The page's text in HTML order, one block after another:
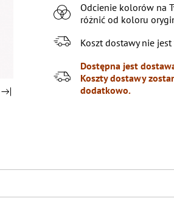
Odcienie kolorów na
różnić od koloru
Koszt dostawy nie
Dostępna jest
Koszty dostawy
dodatkowo.